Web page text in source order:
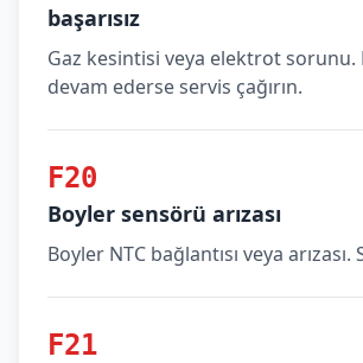
başarısız
Gaz kesintisi veya elektrot sorunu.
devam ederse servis çağırın.
F20
Boyler sensörü arızası
Boyler NTC bağlantısı veya arızası.
F21